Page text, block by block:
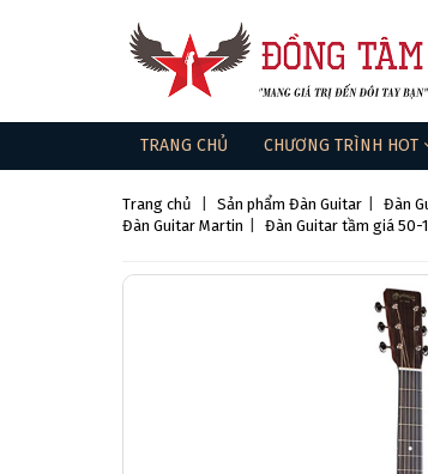
TRANG CHỦ CHƯƠNG TRÌNH HOT
Trang chủ Sản phẩm Đàn Guitar Đàn
Đàn Guitar Martin
Đàn Guitar tầm giá 50-